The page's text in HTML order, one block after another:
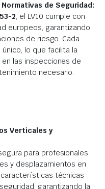
de Seguridad:
2, el LV10 cumple con
europeos, garantizando
de riesgo. Cada
lo que facilita la
las inspecciones de
necesario.
Verticales y
para profesionales
y desplazamientos en
técnicas
garantizando la